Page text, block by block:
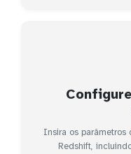
Insira os parâmetros
Redshift,